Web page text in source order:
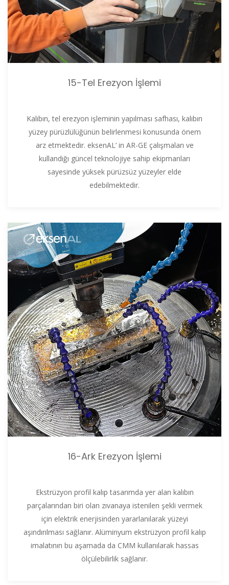
15-Tel Erezyon İşlemi
Kalıbın, tel erezyon işleminin yapılması safhası, kalıbın
yüzey pürüzlülüğünün belirlenmesi konusunda önem
arz etmektedir. eksenAL’ in AR-GE çalışmaları ve
kullandığı güncel teknolojiye sahip ekipmanları
sayesinde yüksek pürüzsüz yüzeyler elde
edebilmektedir.
16-Ark Erezyon İşlemi
Ekstrüzyon profil kalıp tasarımda yer alan kalıbın
parçalarından biri olan zıvanaya istenilen şekli vermek
için elektrik enerjisinden yararlanılarak yüzeyi
aşındırılması sağlanır. Alüminyum ekstrüzyon profil kalıp
imalatının bu aşamada da CMM kullanılarak hassas
ölçülebilirlik sağlanır.